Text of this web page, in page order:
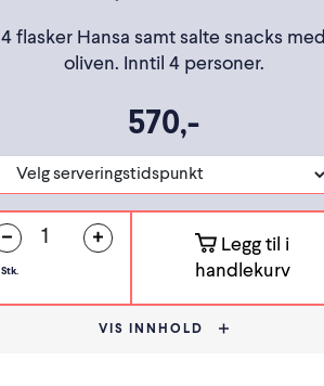
4 flasker Hansa samt salte snacks med
oliven. Inntil 4 personer.
570,-
Stk.
handlekurv
VIS INNHOLD